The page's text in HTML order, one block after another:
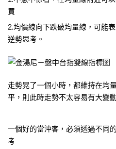
買
2.均價線向下跌破均量線，可能
逆勢思考。
走勢晃了一個小時，都維持在均
平，則此時走勢不太容易有大變
一個好的當沖客，必須透過不同
考